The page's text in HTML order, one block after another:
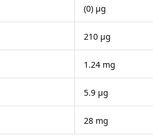
(0) μg
210 μg
1.24 mg
5.9 μg
28 mg